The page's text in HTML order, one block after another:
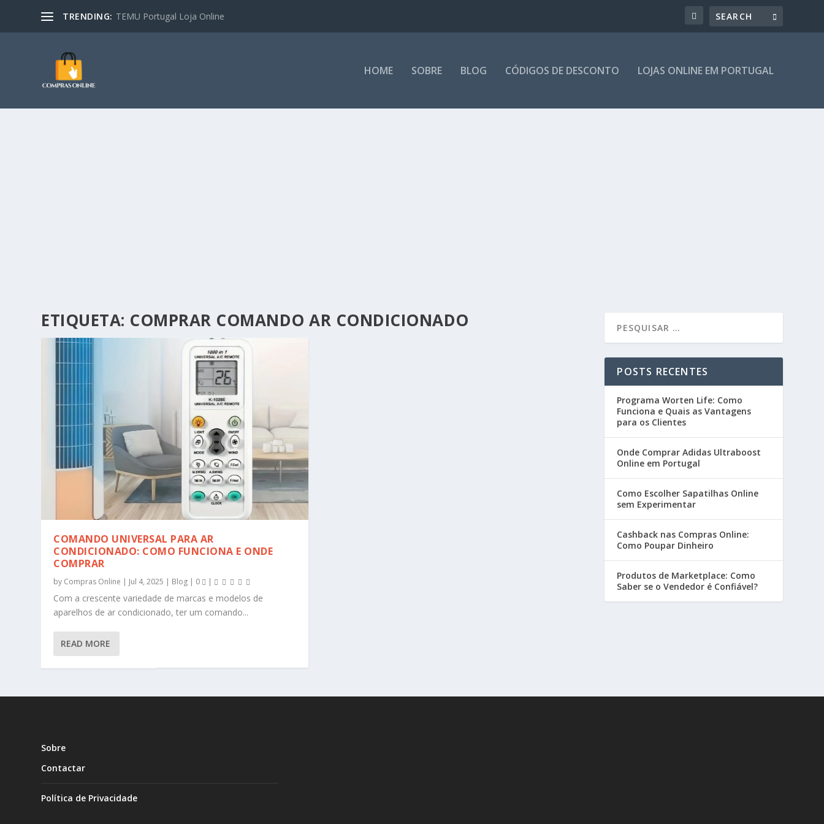
TRENDING: TEMU Portugal Loja Online
HOME SOBRE BLOG CÓDIGOS DE DESCONTO LOJAS ONLINE EM PORTUGAL
ETIQUETA: COMPRAR COMANDO AR CONDICIONADO
COMANDO UNIVERSAL PARA AR
CONDICIONADO: COMO FUNCIONA E ONDE
COMPRAR
by Compras Online | Jul 4, 2025 | Blog | 0 |
Com a crescente variedade de marcas e modelos de
aparelhos de ar condicionado, ter um comando...
READ MORE
POSTS RECENTES
Programa Worten Life: Como
Funciona e Quais as Vantagens
para os Clientes
Onde Comprar Adidas Ultraboost
Online em Portugal
Como Escolher Sapatilhas Online
sem Experimentar
Cashback nas Compras Online:
Como Poupar Dinheiro
Produtos de Marketplace: Como
Saber se o Vendedor é Confiável?
Sobre
Contactar
Política de Privacidade